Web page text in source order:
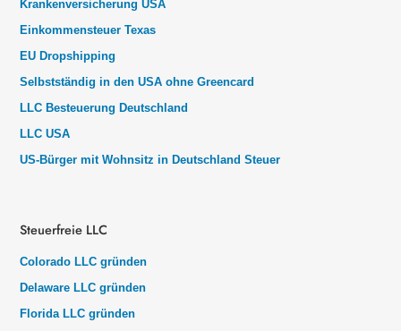
Krankenversicherung USA
Einkommensteuer Texas
EU Dropshipping
Selbstständig in den USA ohne Greencard
LLC Besteuerung Deutschland
LLC USA
US-Bürger mit Wohnsitz in Deutschland Steuer
Steuerfreie LLC
Colorado LLC gründen
Delaware LLC gründen
Florida LLC gründen